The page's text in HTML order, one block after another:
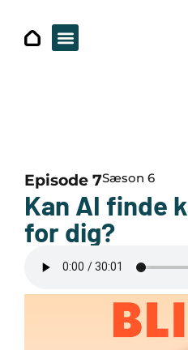
Episode 7Sæson 6
Kan AI finde
for dig?